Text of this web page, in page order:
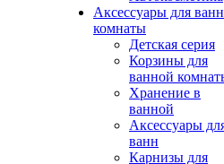
Аксессуары для
комнаты
Детская серия
Корзины для
ванной
Хранение в
ванной
Аксессуары
ванн
Карнизы для